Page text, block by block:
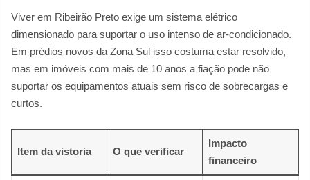
Viver em Ribeirão Preto exige um sistema elétrico
dimensionado para suportar o uso intenso de ar-condicionado.
Em prédios novos da Zona Sul isso costuma estar resolvido,
mas em imóveis com mais de 10 anos a fiação pode não
suportar os equipamentos atuais sem risco de sobrecargas e
curtos.
Item da vistoria O que verificar
Impacto
financeiro